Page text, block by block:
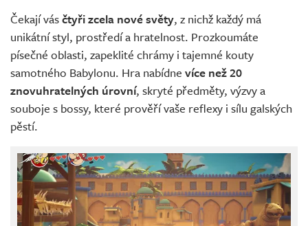
Čekají vásčtyři zcela nové světy, z nichž každý má
unikátní styl, prostředí a hratelnost. Prozkoumáte
písečné oblasti, zapeklité chrámy i tajemné kouty
samotného Babylonu. Hra nabídne více než 20
znovuhratelných úrovní, skryté předměty, výzvy a
souboje s bossy, které prověří vaše reflexy i sílu galských
pěstí.